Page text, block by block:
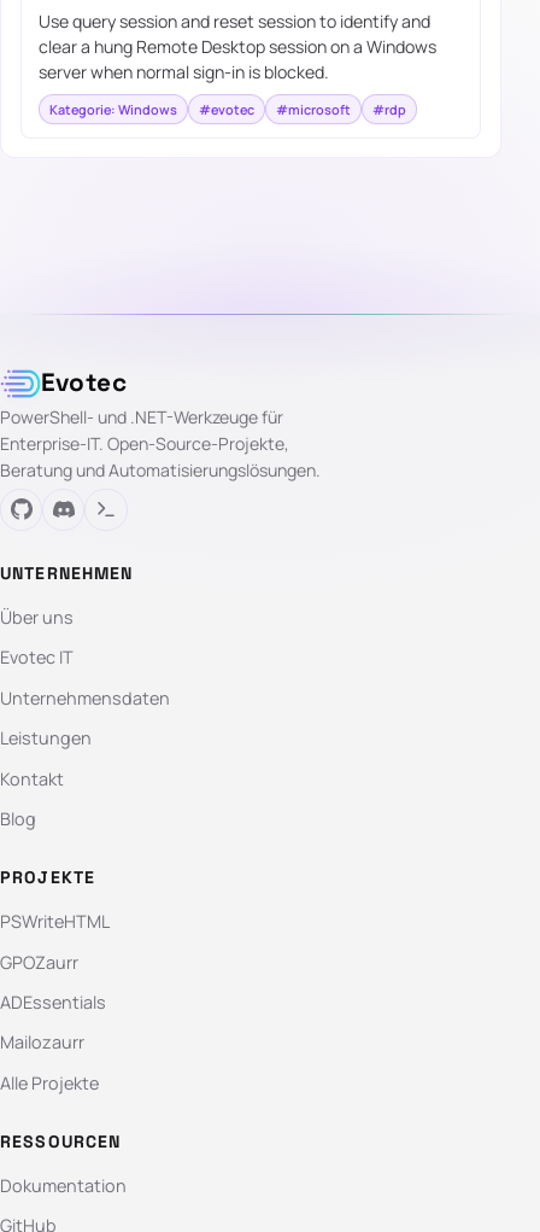
Use query session and reset session to identify and
clear a hung Remote Desktop session on a Windows
server when normal sign-in is blocked.
Kategorie: Windows #evotec #microsoft #rdp
Evotec
PowerShell- und .NET-Werkzeuge für
Enterprise-IT. Open-Source-Projekte,
Beratung und Automatisierungslösungen.
UNTERNEHMEN
Über uns
Evotec IT
Unternehmensdaten
Leistungen
Kontakt
Blog
PROJEKTE
PSWriteHTML
GPOZaurr
ADEssentials
Mailozaurr
Alle Projekte
RESSOURCEN
Dokumentation
GitHub